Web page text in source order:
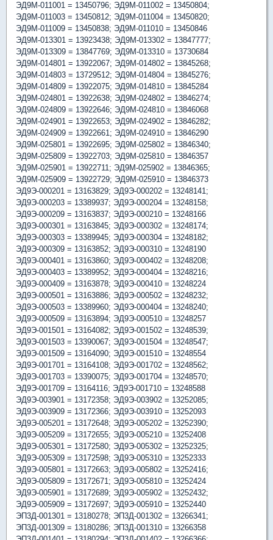
ЭД9М-011001 = 13450796; ЭД9М-011002 = 13450804;
ЭД9М-011003 = 13450812; ЭД9М-011004 = 13450820;
ЭД9М-011009 = 13450838; ЭД9М-011010 = 13450846
ЭД9М-013301 = 13923438; ЭД9М-013302 = 13847777;
ЭД9М-013309 = 13847769; ЭД9М-013310 = 13730684
ЭД9М-014801 = 13922067; ЭД9М-014802 = 13845268;
ЭД9М-014803 = 13729512; ЭД9М-014804 = 13845276;
ЭД9М-014809 = 13922075; ЭД9М-014810 = 13845284
ЭД9М-024801 = 13922638; ЭД9М-024802 = 13846274;
ЭД9М-024809 = 13922646; ЭД9М-024810 = 13846068
ЭД9М-024901 = 13922653; ЭД9М-024902 = 13846282;
ЭД9М-024909 = 13922661; ЭД9М-024910 = 13846290
ЭД9М-025801 = 13922695; ЭД9М-025802 = 13846340;
ЭД9М-025809 = 13922703; ЭД9М-025810 = 13846357
ЭД9М-025901 = 13922711; ЭД9М-025902 = 13846365;
ЭД9М-025909 = 13922729; ЭД9М-025910 = 13846373
ЭД9Э-000201 = 13163829; ЭД9Э-000202 = 13248141;
ЭД9Э-000203 = 13389937; ЭД9Э-000204 = 13248158;
ЭД9Э-000209 = 13163837; ЭД9Э-000210 = 13248166
ЭД9Э-000301 = 13163845; ЭД9Э-000302 = 13248174;
ЭД9Э-000303 = 13389945; ЭД9Э-000304 = 13248182;
ЭД9Э-000309 = 13163852; ЭД9Э-000310 = 13248190
ЭД9Э-000401 = 13163860; ЭД9Э-000402 = 13248208;
ЭД9Э-000403 = 13389952; ЭД9Э-000404 = 13248216;
ЭД9Э-000409 = 13163878; ЭД9Э-000410 = 13248224
ЭД9Э-000501 = 13163886; ЭД9Э-000502 = 13248232;
ЭД9Э-000503 = 13389960; ЭД9Э-000404 = 13248240;
ЭД9Э-000509 = 13163894; ЭД9Э-000510 = 13248257
ЭД9Э-001501 = 13164082; ЭД9Э-001502 = 13248539;
ЭД9Э-001503 = 13390067; ЭД9Э-001504 = 13248547;
ЭД9Э-001509 = 13164090; ЭД9Э-001510 = 13248554
ЭД9Э-001701 = 13164108; ЭД9Э-001702 = 13248562;
ЭД9Э-001703 = 13390075; ЭД9Э-001704 = 13248570;
ЭД9Э-001709 = 13164116; ЭД9Э-001710 = 13248588
ЭД9Э-003901 = 13172358; ЭД9Э-003902 = 13252085;
ЭД9Э-003909 = 13172366; ЭД9Э-003910 = 13252093
ЭД9Э-005201 = 13172648; ЭД9Э-005202 = 13252390;
ЭД9Э-005209 = 13172655; ЭД9Э-005210 = 13252408
ЭД9Э-005301 = 13172580; ЭД9Э-005302 = 13252325;
ЭД9Э-005309 = 13172598; ЭД9Э-005310 = 13252333
ЭД9Э-005801 = 13172663; ЭД9Э-005802 = 13252416;
ЭД9Э-005809 = 13172671; ЭД9Э-005810 = 13252424
ЭД9Э-005901 = 13172689; ЭД9Э-005902 = 13252432;
ЭД9Э-005909 = 13172697; ЭД9Э-005910 = 13252440
ЭП3Д-001301 = 13180278; ЭП3Д-001302 = 13266341;
ЭП3Д-001309 = 13180286; ЭП3Д-001310 = 13266358